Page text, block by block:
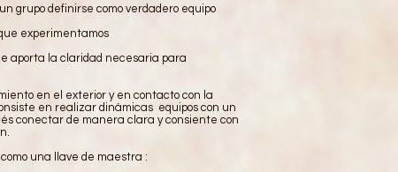
grupo definirse como verdadero equipo
experimentamos
aporta la claridad necesaria para
en el exterior y en contacto con la
en realizar dinámicas equipos con un
conectar de manera clara y consiente con
una llave de maestra :